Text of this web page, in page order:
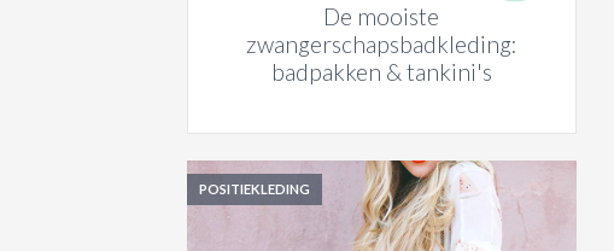
De mooiste
zwangerschapsbadkleding:
badpakken & tankini's
POSITIEKLEDING